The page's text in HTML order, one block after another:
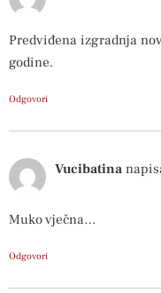
Predviđena izgradnja
godine.
Odgovori
Vucibatina
Muko vječna…
Odgovori